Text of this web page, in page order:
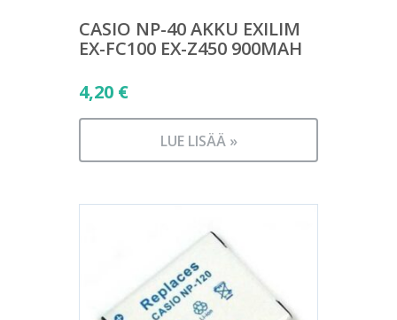
CASIO NP-40 AKKU EXILIM
EX-FC100 EX-Z450 900MAH
4,20 €
LUE LISÄÄ »